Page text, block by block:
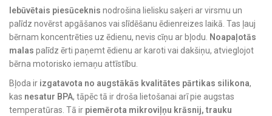
Iebūvētais piesūceknis nodrošina lielisku saķeri ar virsmu un
palīdz novērst apgāšanos vai slīdēšanu ēdienreizes laikā. Tas ļauj
bērnam koncentrēties uz ēdienu, nevis cīņu ar bļodu. Noapaļotās
malas palīdz ērti paņemt ēdienu ar karoti vai dakšiņu, atvieglojot
bērna motorisko iemaņu attīstību.
Bļoda ir izgatavota no augstākās kvalitātes pārtikas silikona,
kas nesatur BPA, tāpēc tā ir droša lietošanai arī pie augstas
temperatūras. Tā ir piemērota mikroviļņu krāsnij, trauku